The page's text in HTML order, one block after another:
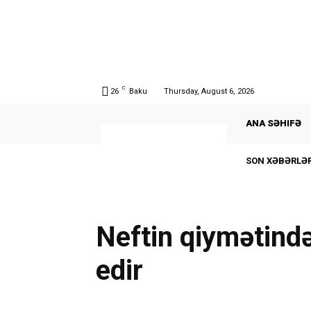
26 C Baku Thursday, August 6, 2026
ANA SƏHIFƏ
SON
Neftin
edir